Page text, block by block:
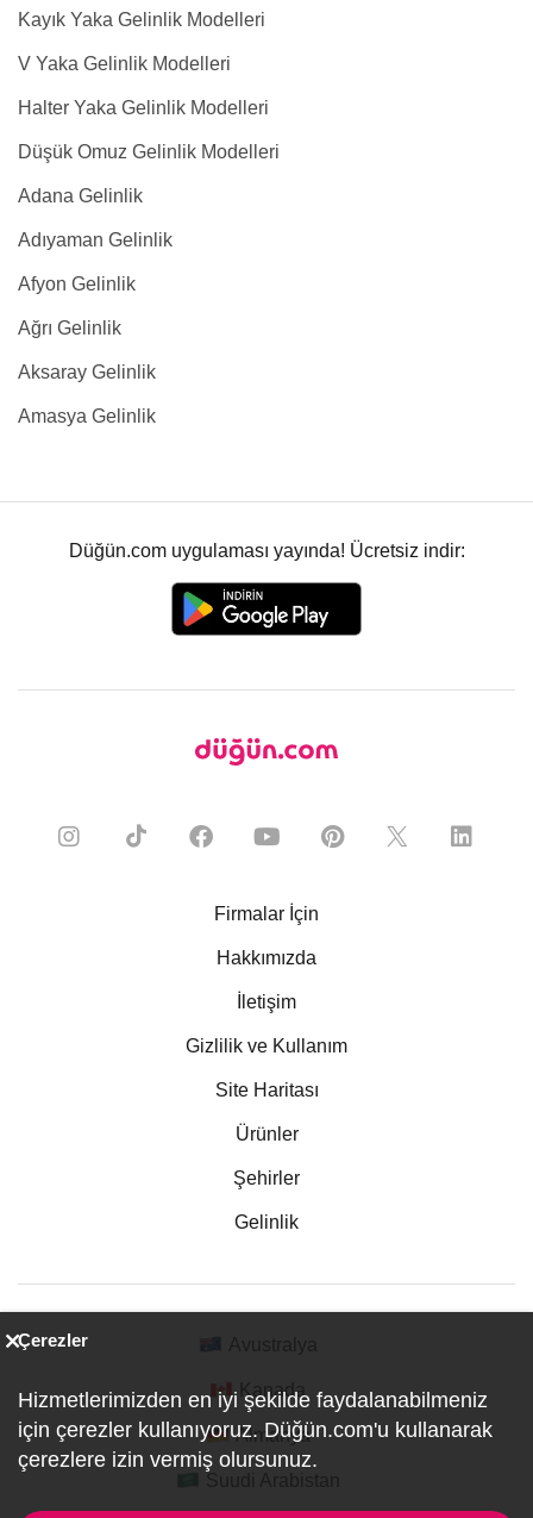
Kayık Yaka Gelinlik Modelleri
V Yaka Gelinlik Modelleri
Halter Yaka Gelinlik Modelleri
Düşük Omuz Gelinlik Modelleri
Adana Gelinlik
Adıyaman Gelinlik
Afyon Gelinlik
Ağrı Gelinlik
Aksaray Gelinlik
Amasya Gelinlik
Düğün.com uygulaması yayında! Ücretsiz indir:
Firmalar İçin
Hakkımızda
İletişim
Gizlilik ve Kullanım
Site Haritası
Ürünler
Şehirler
Gelinlik
Kanada
Almanya
Çerezler
Hizmetlerimizden en iyi şekilde faydalanabilmeniz
için çerezler kullanıyoruz. Düğün.com'u kullanarak
çerezlere izin vermiş olursunuz.